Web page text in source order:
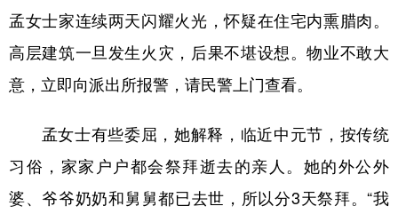
孟女士家连续两天闪耀火光，怀疑在住宅内熏腊肉。
高层建筑一旦发生火灾，后果不堪设想。物业不敢大
意，立即向派出所报警，请民警上门查看。
孟女士有些委屈，她解释，临近中元节，按传统
习俗，家家户户都会祭拜逝去的亲人。她的外公外
婆、爷爷奶奶和舅舅都已去世，所以分3天祭拜。“我